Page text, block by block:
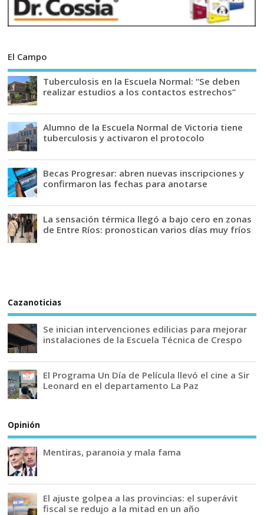
El Campo
Tuberculosis en la Escuela Normal: “Se deben
realizar estudios a los contactos estrechos”
Alumno de la Escuela Normal de Victoria tiene
tuberculosis y activaron el protocolo
Becas Progresar: abren nuevas inscripciones y
confirmaron las fechas para anotarse
La sensación térmica llegó a bajo cero en zonas
de Entre Ríos: pronostican varios días muy fríos
Cazanoticias
Se inician intervenciones edilicias para mejorar
instalaciones de la Escuela Técnica de Crespo
El Programa Un Día de Película llevó el cine a Sir
Leonard en el departamento La Paz
Opinión
Mentiras, paranoia y mala fama
El ajuste golpea a las provincias: el superávit
fiscal se redujo a la mitad en un año